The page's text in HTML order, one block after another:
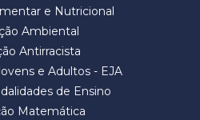
e Nutricional
Ambiental
Antirracista
e Adultos - EJA
de Ensino
Matemática